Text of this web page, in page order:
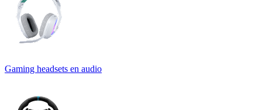
Gaming headsets en audio